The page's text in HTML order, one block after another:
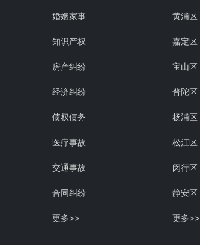
婚姻家事
知识产权
房产纠纷
经济纠纷
债权债务
医疗事故
交通事故
合同纠纷
更多>>
黄浦区
嘉定区
宝山区
普陀区
杨浦区
松江区
闵行区
静安区
更多>>